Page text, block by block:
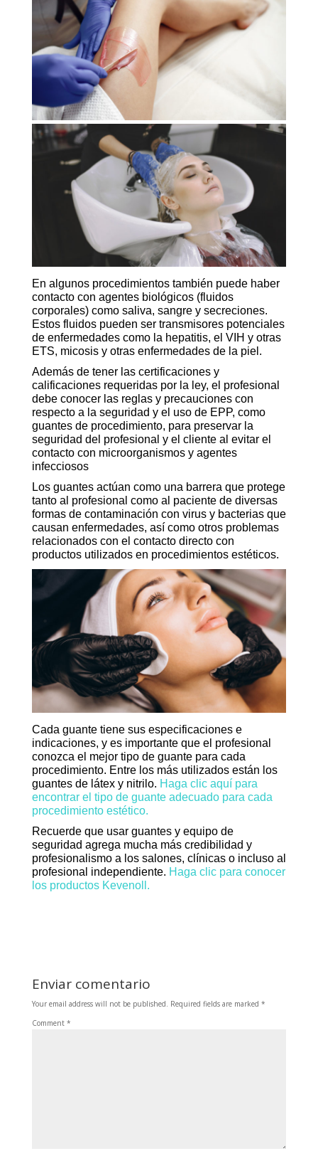
En algunos procedimientos también puede haber
contacto con agentes biológicos (fluidos
corporales) como saliva, sangre y secreciones.
Estos fluidos pueden ser transmisores potenciales
de enfermedades como la hepatitis, el VIH y otras
ETS, micosis y otras enfermedades de la piel.
Además de tener las certificaciones y
calificaciones requeridas por la ley, el profesional
debe conocer las reglas y precauciones con
respecto a la seguridad y el uso de EPP, como
guantes de procedimiento, para preservar la
seguridad del profesional y el cliente al evitar el
contacto con microorganismos y agentes
infecciosos
Los guantes actúan como una barrera que protege
tanto al profesional como al paciente de diversas
formas de contaminación con virus y bacterias que
causan enfermedades, así como otros problemas
relacionados con el contacto directo con
productos utilizados en procedimientos estéticos.
Cada guante tiene sus especificaciones e
indicaciones, y es importante que el profesional
conozca el mejor tipo de guante para cada
procedimiento. Entre los más utilizados están los
guantes de látex y nitrilo. Haga clic aquí para
encontrar el tipo de guante adecuado para cada
procedimiento estético.
Recuerde que usar guantes y equipo de
seguridad agrega mucha más credibilidad y
profesionalismo a los salones, clínicas o incluso al
profesional independiente. Haga clic para conocer
los productos Kevenoll.
Enviar comentario
Your email address will not be published. Required fields are marked *
Comment *